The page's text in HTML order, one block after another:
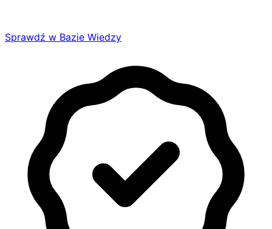
Sprawdź w Bazie Wiedzy